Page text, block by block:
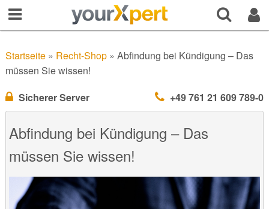
Startseite» Recht-Shop» Abfindung bei Kündigung – Das
müssen Sie wissen!
Sicherer Server
+49 761 21 609 789-0
Abfindung bei Kündigung – Das
müssen Sie wissen!